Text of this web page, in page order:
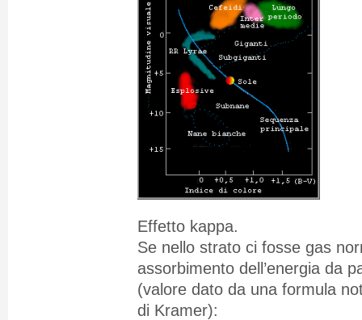
Effetto kappa.
Se nello strato ci fosse gas
assorbimento dell’energia da
(valore dato da una formula
di Kramer):